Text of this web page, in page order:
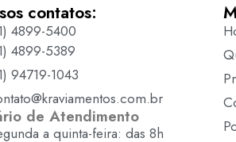
contatos:
4899-5400
4899-5389
94719-1043
de Atendimento
a quinta-feira: das 8h